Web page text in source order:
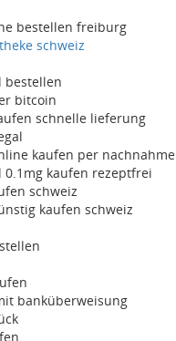
bestellen freiburg
schweiz
bestellen
bitcoin
schnelle lieferung
kaufen per nachnahme
kaufen rezeptfrei
schweiz
kaufen schweiz
banküberweisung